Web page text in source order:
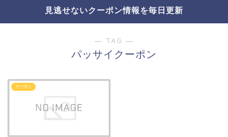
見逃せないクーポン情報を毎日更新
― TAG ―
パッサイクーポン
クーポン